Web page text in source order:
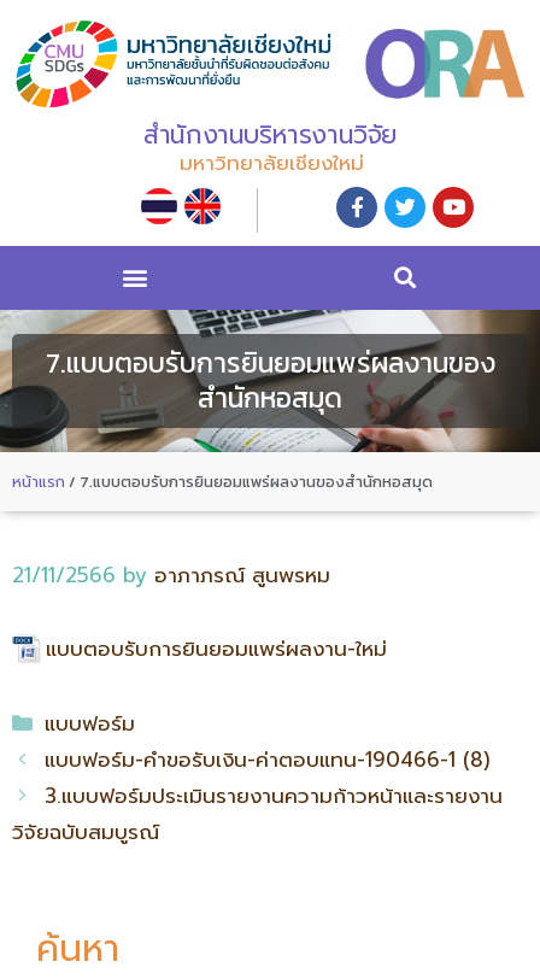
สำนักงานบริหารงานวิจัย
มหาวิทยาลัยเชียงใหม่
7.แบบตอบรับการยินยอมแพร่ผลงานของ
สำนักหอสมุด
หน้าแรก / 7.แบบตอบรับการยินยอมแพร่ผลงานของสำนักหอสมุด
21/11/2566 by อาภาภรณ์ สูนพรหม
แบบตอบรับการยินยอมแพร่ผลงาน-ใหม่
แบบฟอร์ม
แบบฟอร์ม-คำขอรับเงิน-ค่าตอบแทน-190466-1 (8)
3.แบบฟอร์มประเมินรายงานความก้าวหน้าและรายงาน
วิจัยฉบับสมบูรณ์
ค้นหา